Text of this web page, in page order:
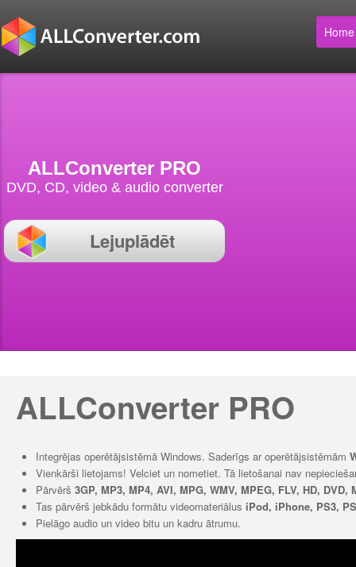
Home
ALLConverter PRO
DVD, CD, video & audio converter
Lejuplādēt
ALLConverter PRO
Integrējas operētājsistēmā Windows. Saderīgs ar operētājsistēmām
Vienkārši lietojams! Velciet un nometiet. Tā lietošanai nav
Pārvērš 3GP, MP3, MP4, AVI, MPG, WMV, MPEG, FLV, HD, DVD,
Tas pārvērš jebkādu formātu videomateriālus iPod, iPhone, PS3,
Pielāgo audio un video bitu un kadru ātrumu.